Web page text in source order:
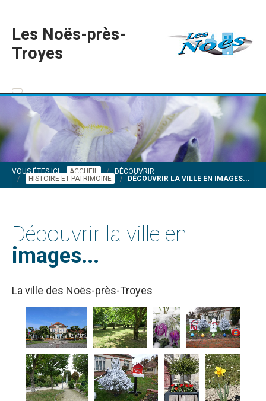
Les Noës-près-
Troyes
VOUS ÊTES ICI : ACCUEIL
DÉCOUVRIR
HISTOIRE ET PATRIMOINE
DÉCOUVRIR LA VILLE EN IMAGES...
Découvrir la ville en
images...
La ville des Noës-près-Troyes